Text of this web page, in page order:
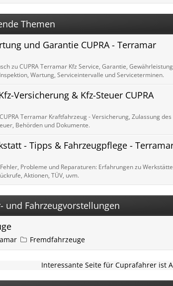
Themen
und Garantie CUPRA - Terramar
zu CUPRA Terramar Kfz Service, Garantie,
Wartung, Serviceintervalle und Serviceterminen.
Versicherung & Kfz-Steuer CUPRA
Terramar Kraftfahrzeug - Versicherung, Zulassung des
Behörden und Dokumente.
- Tipps & Fahrzeugpflege -
Probleme und Reparaturen: Erfahrungen zu
Aktionen, TÜV, uvm.
und Fahrzeugvorstellungen
Fremdfahrzeuge
Interessante Seite für Cuprafahrer ist